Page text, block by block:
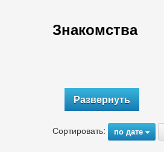
Знакомства
Развернуть
Сортировать: по дате{